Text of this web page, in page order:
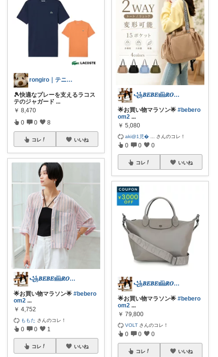
rongiro｜テニス＆健康ROOM
🎾快適なプレーを支えるラコス
テのジャガード ...
￥ 8,470
0 0 8
コレ いいね
꧁𝑩𝑬𝑩𝑬𓊝𝑹𝑶𝑶𝑴꧂
🌟お買い物マラソン🌟 #bebero
om2 ...
￥ 4,752
ももた さんのコレ！
0 0 1
コレ いいね
꧁𝑩𝑬𝑩𝑬𓊝𝑹𝑶𝑶𝑴꧂
🌟お買い物マラソン🌟 #bebero
om2 ...
￥ 5,080
aki@1児 さんのコレ！
0 0 0
コレ いいね
꧁𝑩𝑬𝑩𝑬𓊝𝑹𝑶𝑶𝑴꧂
🌟お買い物マラソン🌟 #bebero
om2 ...
￥ 79,800
VOLT さんのコレ！
0 0 0
コレ いいね